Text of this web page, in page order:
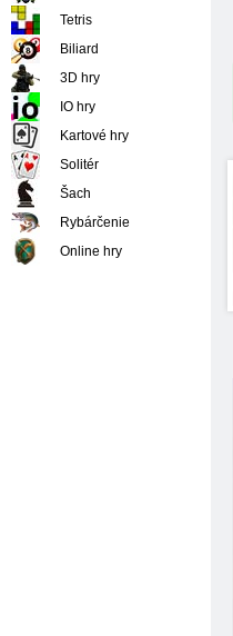
Tetris
Biliard
3D hry
IO hry
Kartové hry
Solitér
Šach
Rybárčenie
Online hry